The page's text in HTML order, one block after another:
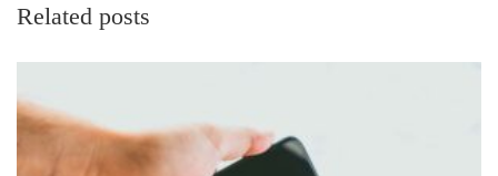
Related posts